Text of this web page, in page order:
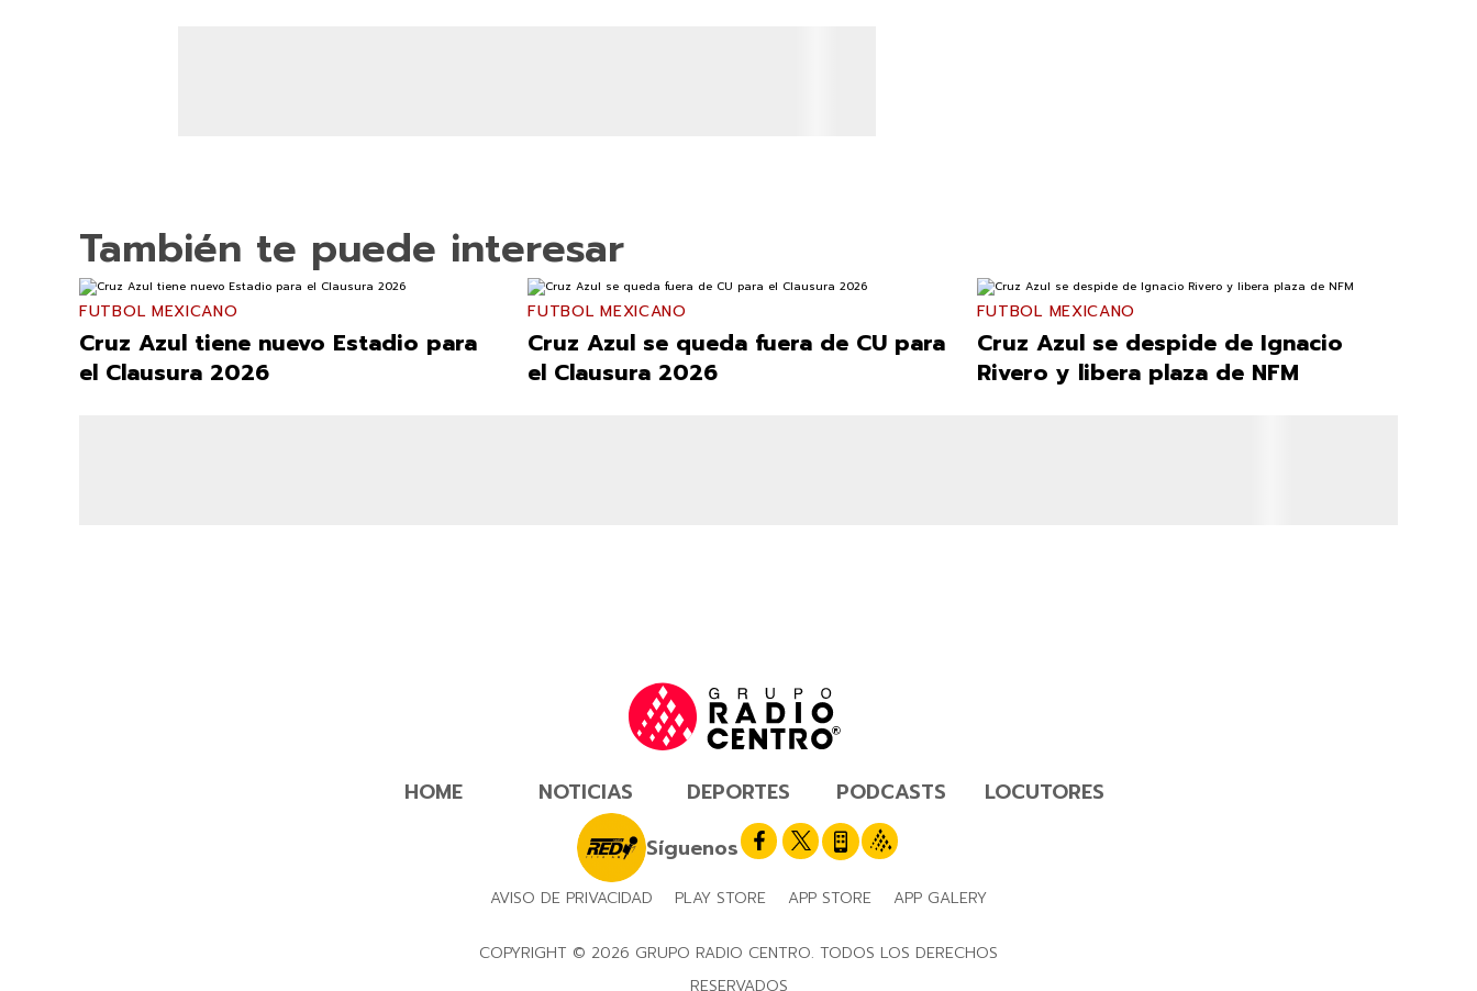
También te puede interesar
FUTBOL MEXICANO
Cruz Azul tiene nuevo Estadio para
el Clausura 2026
FUTBOL MEXICANO
Cruz Azul se queda fuera de CU para
el Clausura 2026
FUTBOL MEXICANO
Cruz Azul se despide de Ignacio
Rivero y libera plaza de NFM
HOME NOTICIAS DEPORTES PODCASTS
LOCUTORES
Síguenos
AVISO DE PRIVACIDAD PLAY STORE APP STORE APP GALERY
COPYRIGHT © 2026 GRUPO RADIO CENTRO. TODOS LOS DERECHOS
RESERVADOS